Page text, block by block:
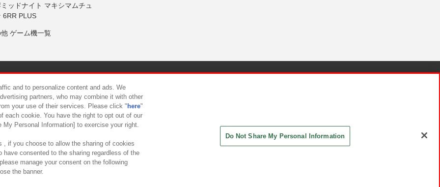
ッドナイト マキシマムチュ
6RR PLUS
ゲーム機一覧
について カスタマーハラスメント対応方針
and to personalize content and ads. We
partners, who may combine it with other
your use of their services. Please click " here"
each cookie. You have the right to opt out of our
Personal Information] to exercise your right.
, if you choose to allow the sharing of cookies
have consented to the sharing regardless of the
manage your consent on the following
the banner.
Do Not Share My Personal Information